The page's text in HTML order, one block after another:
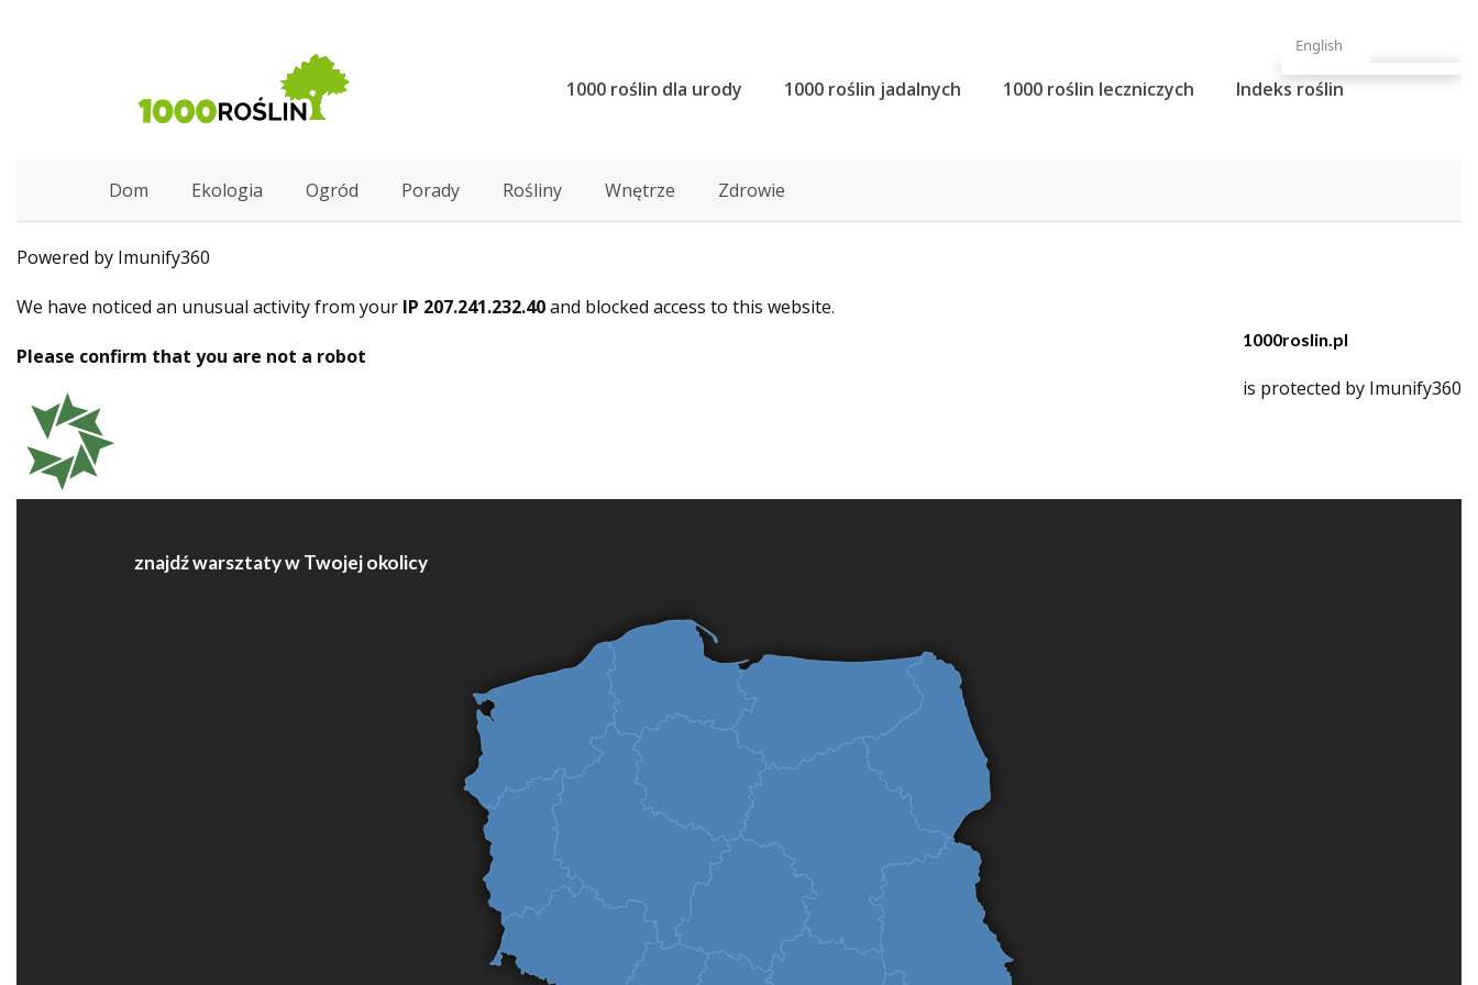
1000 roślin dla urody 1000 roślin jadalnych 1000 roślin leczniczych Indeks roślin
Dom Ekologia Ogród Porady Rośliny Wnętrze Zdrowie
Powered by Imunify360
English
1000roslin.pl
is protected by Imunify360
We have noticed an unusual activity from your IP 207.241.232.40and blocked access to this website.
Please confirm that you are not a robot
znajdź warsztaty w Twojej okolicy